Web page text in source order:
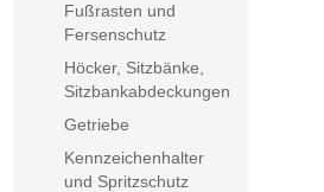
Fußrasten und
Fersenschutz
Höcker, Sitzbänke,
Sitzbankabdeckungen
Getriebe
Kennzeichenhalter
und Spritzschutz